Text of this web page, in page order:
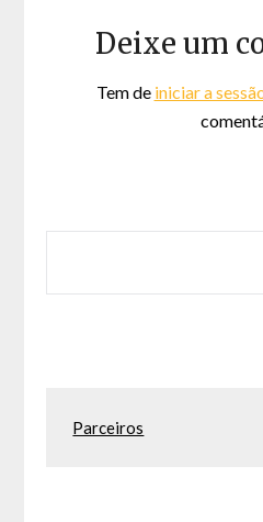
Deixe um
Tem de iniciar a
Parceiros